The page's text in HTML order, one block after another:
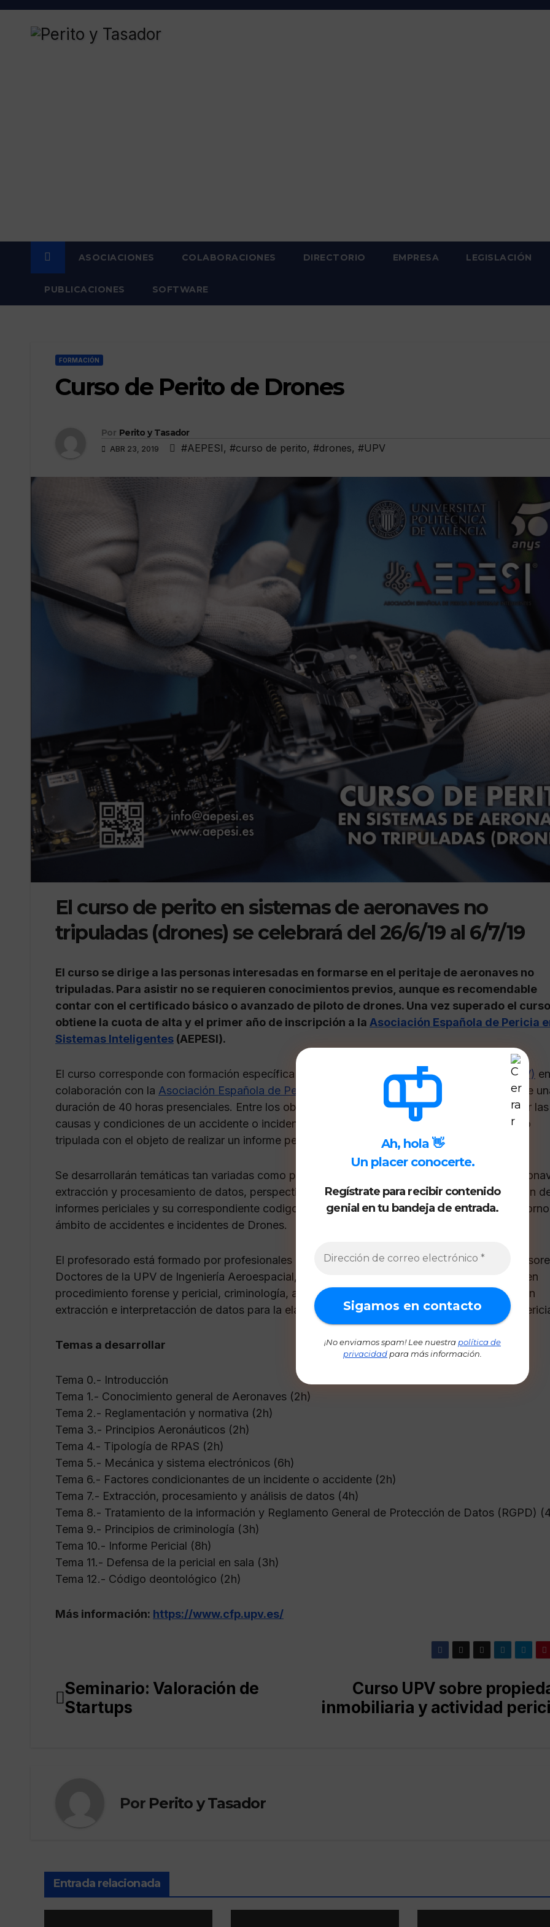
Saltar
ASOCIACIONES COLABORACIONES DIRECTORIO EMPRESA LEGISLACIÓN
PUBLICACIONES SOFTWARE
FORMACIÓN
Curso de Perito de Drones
Por Perito y Tasador
ABR 23, 2019 #AEPESI, #curso de perito, #drones, #UPV
El curso de perito en sistemas de aeronaves no
tripuladas (drones) se celebrará del 26/6/19 al 6/7/19
El curso se dirige a las personas interesadas en formarse en el peritaje de aeronaves no
tripuladas. Para asistir no se requieren conocimientos previos, aunque es recomendable
contar con el certificado básico o avanzado de piloto de drones. Una vez superado el
obtiene la cuota de alta y el primer año de inscripción a la Asociación Española de Pericia
Sistemas Inteligentes (AEPESI).
El curso corresponde con formación específica de la Universitat Politècnica de València (UPV) en
colaboración con la Asociación Española de Pericia en Sistemas Inteligentes (AEPESI)
, y tiene
duración de 40 horas presenciales. Entre los objetivos del mismo está el ser capaz de analizar las
causas y condiciones de un accidente o incidente en el que esté involucrada una aeronave no
tripulada con el objeto de realizar un informe pericial.
Se desarrollarán temáticas tan variadas como principios de tipología y caracterización de
extracción y procesamiento de datos, perspectiva jurídica y criminalística, así como realización
informes periciales y su correspondiente codigo deontológico, todo ello enmarcado en el
ámbito de accidentes e incidentes de Drones.
El profesorado está formado por profesionales de reconocido prestigio en este ámbito:
Doctores de la UPV de Ingeniería Aeroespacial, profesorado externo con amplia experiencia en
procedimiento forense y pericial, criminología, así como en el uso de las últimas tecnologías en
extracción e interpretacción de datos para la elaboración de los correspondientes informes
Temas a desarrollar
Tema 0.- Introducción
Tema 1.- Conocimiento general de Aeronaves (2h)
Tema 2.- Reglamentación y normativa (2h)
Tema 3.- Principios Aeronáuticos (2h)
Tema 4.- Tipología de RPAS (2h)
Tema 5.- Mecánica y sistema electrónicos (6h)
Tema 6.- Factores condicionantes de un incidente o accidente (2h)
Tema 7.- Extracción, procesamiento y análisis de datos (4h)
Tema 8.- Tratamiento de la información y Reglamento General de Protección de Datos (RGPD)
Tema 9.- Principios de criminología (3h)
Tema 10.- Informe Pericial (8h)
Tema 11.- Defensa de la pericial en sala (3h)
Tema 12.- Código deontológico (2h)
Más información: https://www.cfp.upv.es/
Ah, hola 👋
Un placer conocerte.
Regístrate para recibir contenido
genial en tu bandeja de entrada.
¡No enviamos spam! Lee nuestra política de
privacidad para más información.
Navegación
de
Curso UPV sobre
inmobiliaria y actividad
Seminario: Valoración de
Startups
Por Perito y Tasador
Entrada relacionada